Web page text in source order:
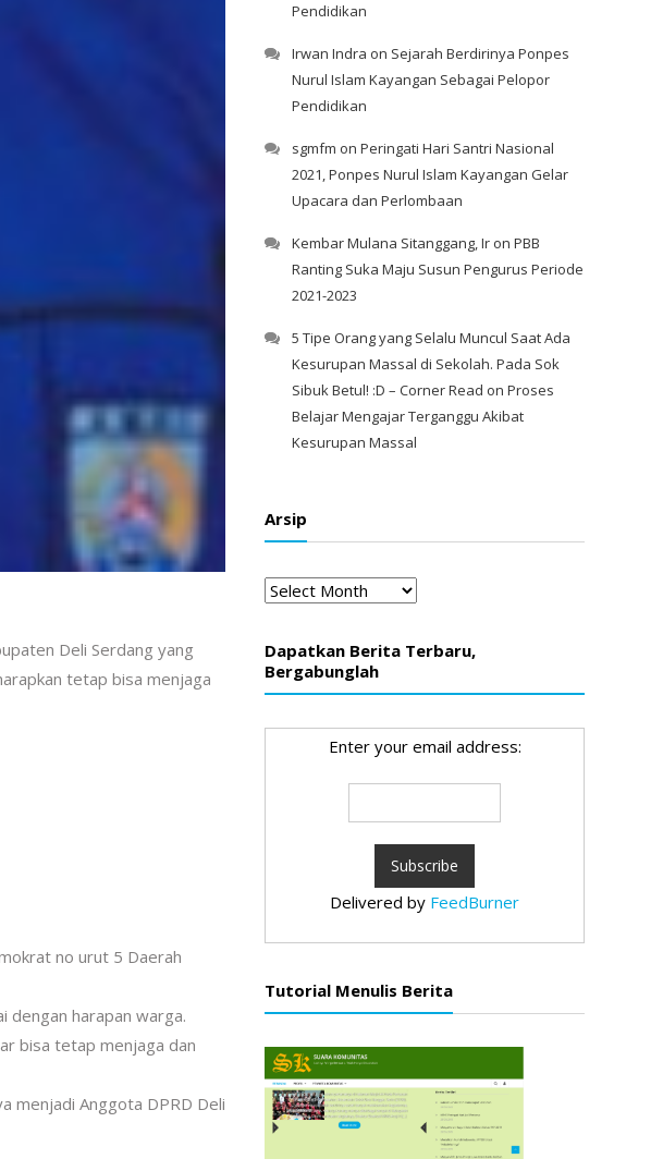
Deli Serdang yang
tetap bisa menjaga
no urut 5 Daerah
dengan harapan warga.
bisa tetap menjaga dan
menjadi Anggota DPRD Deli
Pendidikan
Irwan Indra on Sejarah Berdirinya Ponpes
Nurul Islam Kayangan Sebagai Pelopor
Pendidikan
sgmfm on Peringati Hari Santri Nasional
2021, Ponpes Nurul Islam Kayangan Gelar
Upacara dan Perlombaan
Kembar Mulana Sitanggang, Ir on PBB
Ranting Suka Maju Susun Pengurus Periode
2021-2023
5 Tipe Orang yang Selalu Muncul Saat Ada
Kesurupan Massal di Sekolah. Pada Sok
Sibuk Betul! :D – Corner Read on Proses
Belajar Mengajar Terganggu Akibat
Kesurupan Massal
Arsip
Arsip
Dapatkan Berita Terbaru,
Bergabunglah
Enter your email address:
Delivered by FeedBurner
Tutorial Menulis Berita